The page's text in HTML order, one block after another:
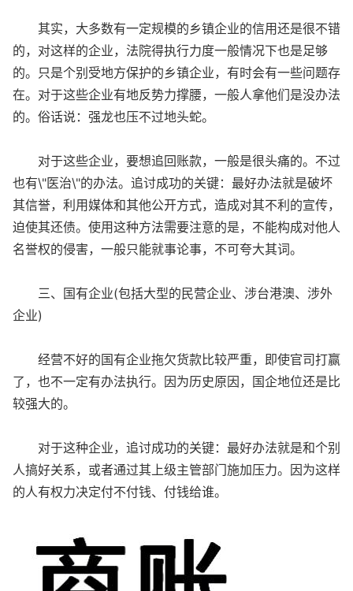
其实，大多数有一定规模的乡镇企业的信用还是很不错
的，对这样的企业，法院得执行力度一般情况下也是足够
的。只是个别受地方保护的乡镇企业，有时会有一些问题存
在。对于这些企业有地反势力撑腰，一般人拿他们是没办法
的。俗话说：强龙也压不过地头蛇。
对于这些企业，要想追回账款，一般是很头痛的。不过
也有\"医治\"的办法。追讨成功的关键：最好办法就是破坏
其信誉，利用媒体和其他公开方式，造成对其不利的宣传，
迫使其还债。使用这种方法需要注意的是，不能构成对他人
名誉权的侵害，一般只能就事论事，不可夸大其词。
三、国有企业(包括大型的民营企业、涉台港澳、涉外
企业)
经营不好的国有企业拖欠货款比较严重，即使官司打赢
了，也不一定有办法执行。因为历史原因，国企地位还是比
较强大的。
对于这种企业，追讨成功的关键：最好办法就是和个别
人搞好关系，或者通过其上级主管部门施加压力。因为这样
的人有权力决定付不付钱、付钱给谁。